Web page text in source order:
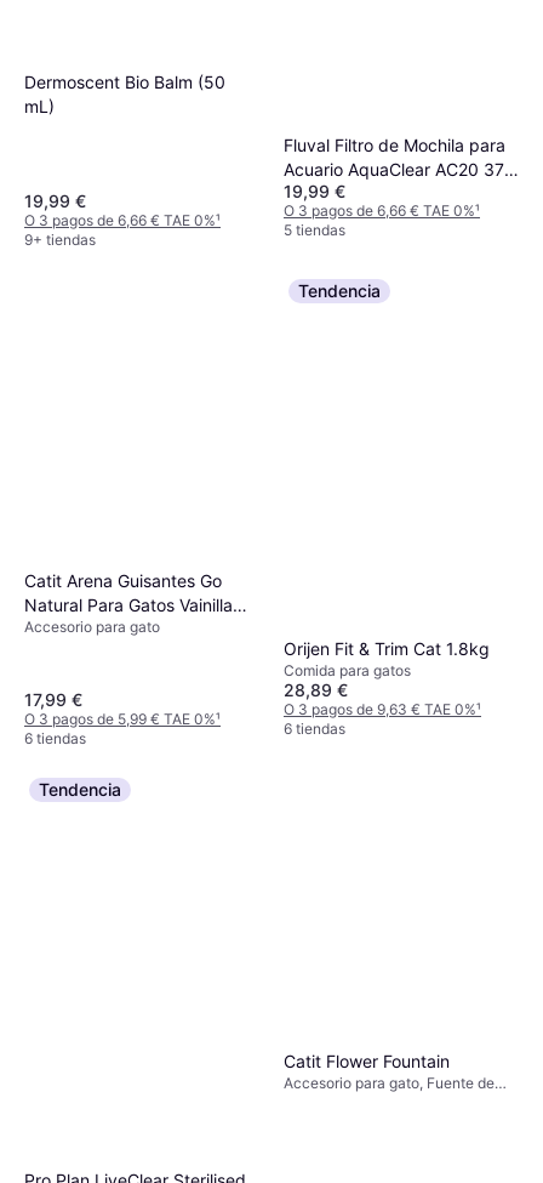
Dermoscent Bio Balm (50
mL)
19,99 €
O 3 pagos de 6,66 € TAE 0%¹
9+ tiendas
Fluval Filtro de Mochila para
Acuario AquaClear AC20 379
lph
19,99 €
O 3 pagos de 6,66 € TAE 0%¹
5 tiendas
Catit Arena Guisantes Go
Natural Para Gatos Vainilla
5.6 kg
Accesorio para gato
17,99 €
O 3 pagos de 5,99 € TAE 0%¹
6 tiendas
Tendencia
Orijen Fit & Trim Cat 1.8kg
Comida para gatos
28,89 €
O 3 pagos de 9,63 € TAE 0%¹
6 tiendas
Tendencia
Catit Flower Fountain
Accesorio para gato, Fuente de